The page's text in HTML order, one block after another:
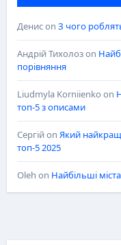
Денисon З чого
Андрій Тихолозon
порівняння
Liudmyla Korniienko on
топ-5 з описами
Сергійon Який
топ-5 2025
Oleh on Найбільші